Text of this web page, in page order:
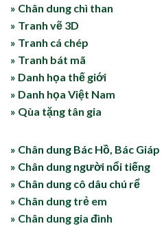
» Chân dung chì than
» Tranh vẽ 3D
» Tranh cá chép
» Tranh bát mã
» Danh họa thế giới
» Danh họa Việt Nam
» Qùa tặng tân gia
» Chân dung Bác Hồ, Bác Giáp
» Chân dung người nổi tiếng
» Chân dung cô dâu chú rể
» Chân dung trẻ em
» Chân dung gia đình